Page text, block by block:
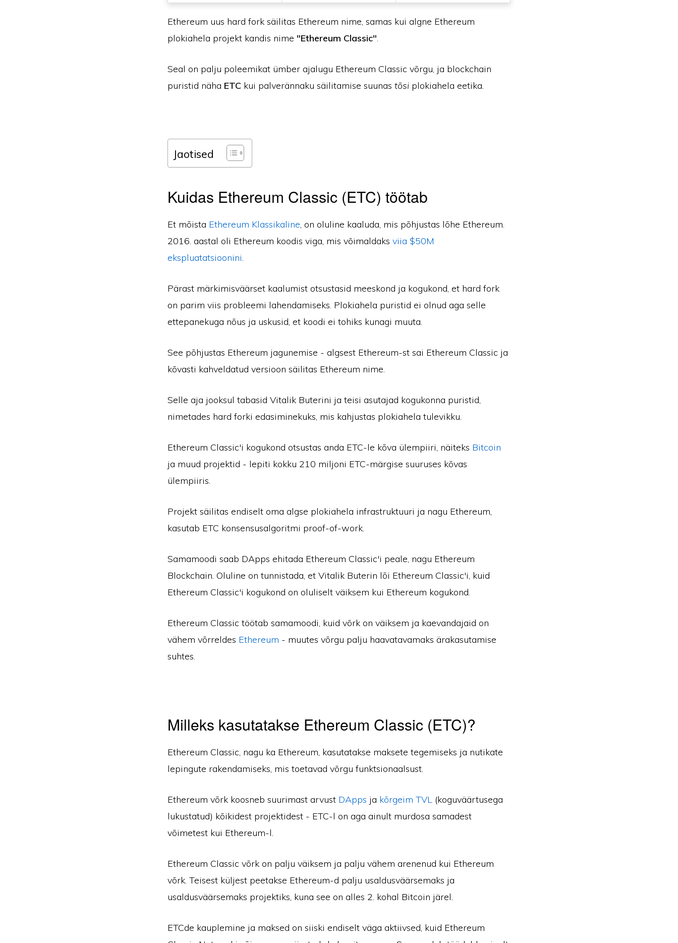
Ethereum uus hard fork säilitas Ethereum nime, samas kui algne Ethereum
plokiahela projekt kandis nime "Ethereum Classic".
Seal on palju poleemikat ümber ajalugu Ethereum Classic võrgu, ja blockchain
puristid näha ETC kui palverännaku säilitamise suunas tõsi plokiahela eetika.
Jaotised
Kuidas Ethereum Classic (ETC) töötab
Et mõista Ethereum Klassikaline, on oluline kaaluda, mis põhjustas lõhe Ethereum.
2016. aastal oli Ethereum koodis viga, mis võimaldaks viia $50M
ekspluatatsioonini.
Pärast märkimisväärset kaalumist otsustasid meeskond ja kogukond, et hard fork
on parim viis probleemi lahendamiseks. Plokiahela puristid ei olnud aga selle
ettepanekuga nõus ja uskusid, et koodi ei tohiks kunagi muuta.
See põhjustas Ethereum jagunemise - algsest Ethereum-st sai Ethereum Classic ja
kõvasti kahveldatud versioon säilitas Ethereum nime.
Selle aja jooksul tabasid Vitalik Buterini ja teisi asutajad kogukonna puristid,
nimetades hard forki edasiminekuks, mis kahjustas plokiahela tulevikku.
Ethereum Classic'i kogukond otsustas anda ETC-le kõva ülempiiri, näiteks Bitcoin
ja muud projektid - lepiti kokku 210 miljoni ETC-märgise suuruses kõvas
ülempiiris.
Projekt säilitas endiselt oma algse plokiahela infrastruktuuri ja nagu Ethereum,
kasutab ETC konsensusalgoritmi proof-of-work.
Samamoodi saab DApps ehitada Ethereum Classic'i peale, nagu Ethereum
Blockchain. Oluline on tunnistada, et Vitalik Buterin lõi Ethereum Classic'i, kuid
Ethereum Classic'i kogukond on oluliselt väiksem kui Ethereum kogukond.
Ethereum Classic töötab samamoodi, kuid võrk on väiksem ja kaevandajaid on
vähem võrreldes Ethereum - muutes võrgu palju haavatavamaks ärakasutamise
suhtes.
Milleks kasutatakse Ethereum Classic (ETC)?
Ethereum Classic, nagu ka Ethereum, kasutatakse maksete tegemiseks ja nutikate
lepingute rakendamiseks, mis toetavad võrgu funktsionaalsust.
Ethereum võrk koosneb suurimast arvust DApps ja kõrgeim TVL (koguväärtusega
lukustatud) kõikidest projektidest - ETC-l on aga ainult murdosa samadest
võimetest kui Ethereum-l.
Ethereum Classic võrk on palju väiksem ja palju vähem arenenud kui Ethereum
võrk. Teisest küljest peetakse Ethereum-d palju usaldusväärsemaks ja
usaldusväärsemaks projektiks, kuna see on alles 2. kohal Bitcoin järel.
ETCde kauplemine ja maksed on siiski endiselt väga aktiivsed, kuid Ethereum